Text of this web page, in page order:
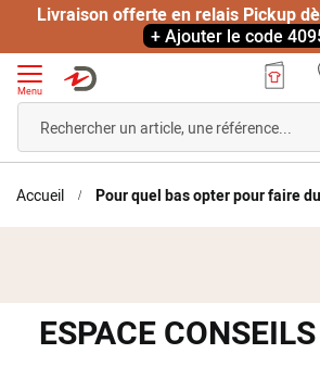
Livraison offerte en relais Pickup
+ Ajouter le code
Menu
Accueil Pour quel bas opter pour faire
ESPACE